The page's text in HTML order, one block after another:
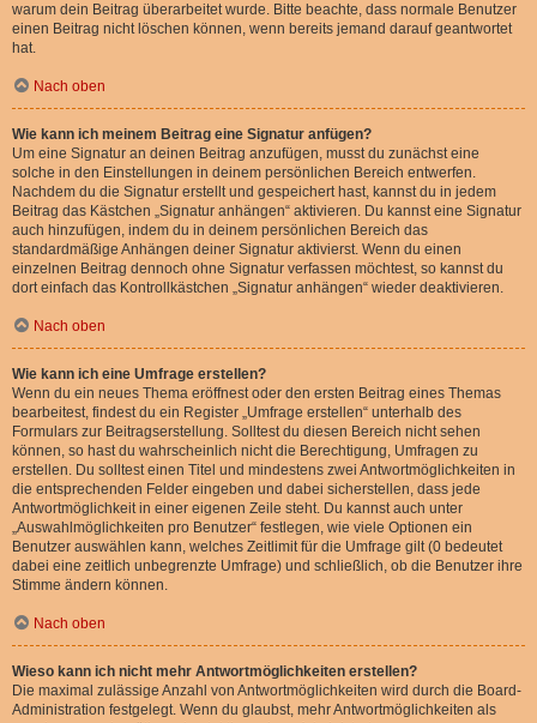
warum dein Beitrag überarbeitet wurde. Bitte beachte, dass normale Benutzer
einen Beitrag nicht löschen können, wenn bereits jemand darauf geantwortet
hat.
Nach oben
Wie kann ich meinem Beitrag eine Signatur anfügen?
Um eine Signatur an deinen Beitrag anzufügen, musst du zunächst eine
solche in den Einstellungen in deinem persönlichen Bereich entwerfen.
Nachdem du die Signatur erstellt und gespeichert hast, kannst du in jedem
Beitrag das Kästchen „Signatur anhängen“ aktivieren. Du kannst eine Signatur
auch hinzufügen, indem du in deinem persönlichen Bereich das
standardmäßige Anhängen deiner Signatur aktivierst. Wenn du einen
einzelnen Beitrag dennoch ohne Signatur verfassen möchtest, so kannst du
dort einfach das Kontrollkästchen „Signatur anhängen“ wieder deaktivieren.
Nach oben
Wie kann ich eine Umfrage erstellen?
Wenn du ein neues Thema eröffnest oder den ersten Beitrag eines Themas
bearbeitest, findest du ein Register „Umfrage erstellen“ unterhalb des
Formulars zur Beitragserstellung. Solltest du diesen Bereich nicht sehen
können, so hast du wahrscheinlich nicht die Berechtigung, Umfragen zu
erstellen. Du solltest einen Titel und mindestens zwei Antwortmöglichkeiten in
die entsprechenden Felder eingeben und dabei sicherstellen, dass jede
Antwortmöglichkeit in einer eigenen Zeile steht. Du kannst auch unter
„Auswahlmöglichkeiten pro Benutzer“ festlegen, wie viele Optionen ein
Benutzer auswählen kann, welches Zeitlimit für die Umfrage gilt (0 bedeutet
dabei eine zeitlich unbegrenzte Umfrage) und schließlich, ob die Benutzer ihre
Stimme ändern können.
Nach oben
Wieso kann ich nicht mehr Antwortmöglichkeiten erstellen?
Die maximal zulässige Anzahl von Antwortmöglichkeiten wird durch die Board-
Administration festgelegt. Wenn du glaubst, mehr Antwortmöglichkeiten als